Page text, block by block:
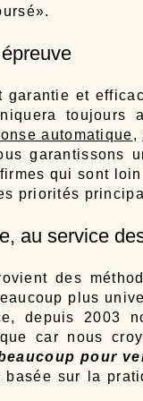
garantie et
automatique,
garantissons
qui sont
priorités
au service
des
plus
depuis 2003
car nous
pour
sur la